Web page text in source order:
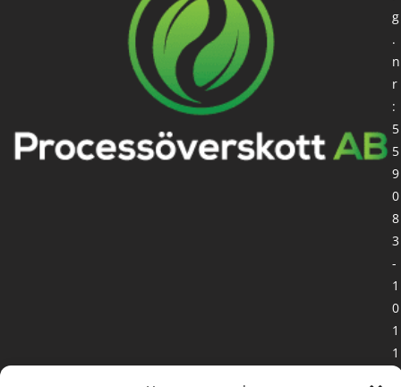
g
.
n
r
:
5
5
9
0
8
3
-
1
0
1
1